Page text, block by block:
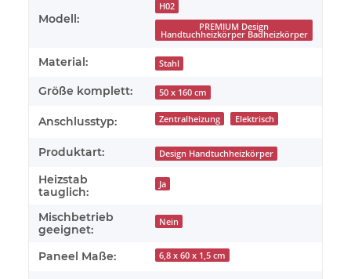
Modell:
H02
PREMIUM Design
Handtuchheizkörper Badheizkörper
Material: Stahl
Größe komplett: 50 x 160 cm
Anschlusstyp: Zentralheizung Elektrisch
Produktart: Design Handtuchheizkörper
Heizstab
tauglich:
Ja
Mischbetrieb
geeignet:
Nein
Paneel Maße: 6,8 x 60 x 1,5 cm